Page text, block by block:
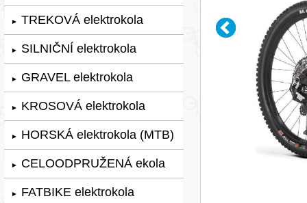
► TREKOVÁ elektrokola
► SILNIČNÍ elektrokola
► GRAVEL elektrokola
► KROSOVÁ elektrokola
► HORSKÁ elektrokola (MTB)
► CELOODPRUŽENÁ ekola
► FATBIKE elektrokola